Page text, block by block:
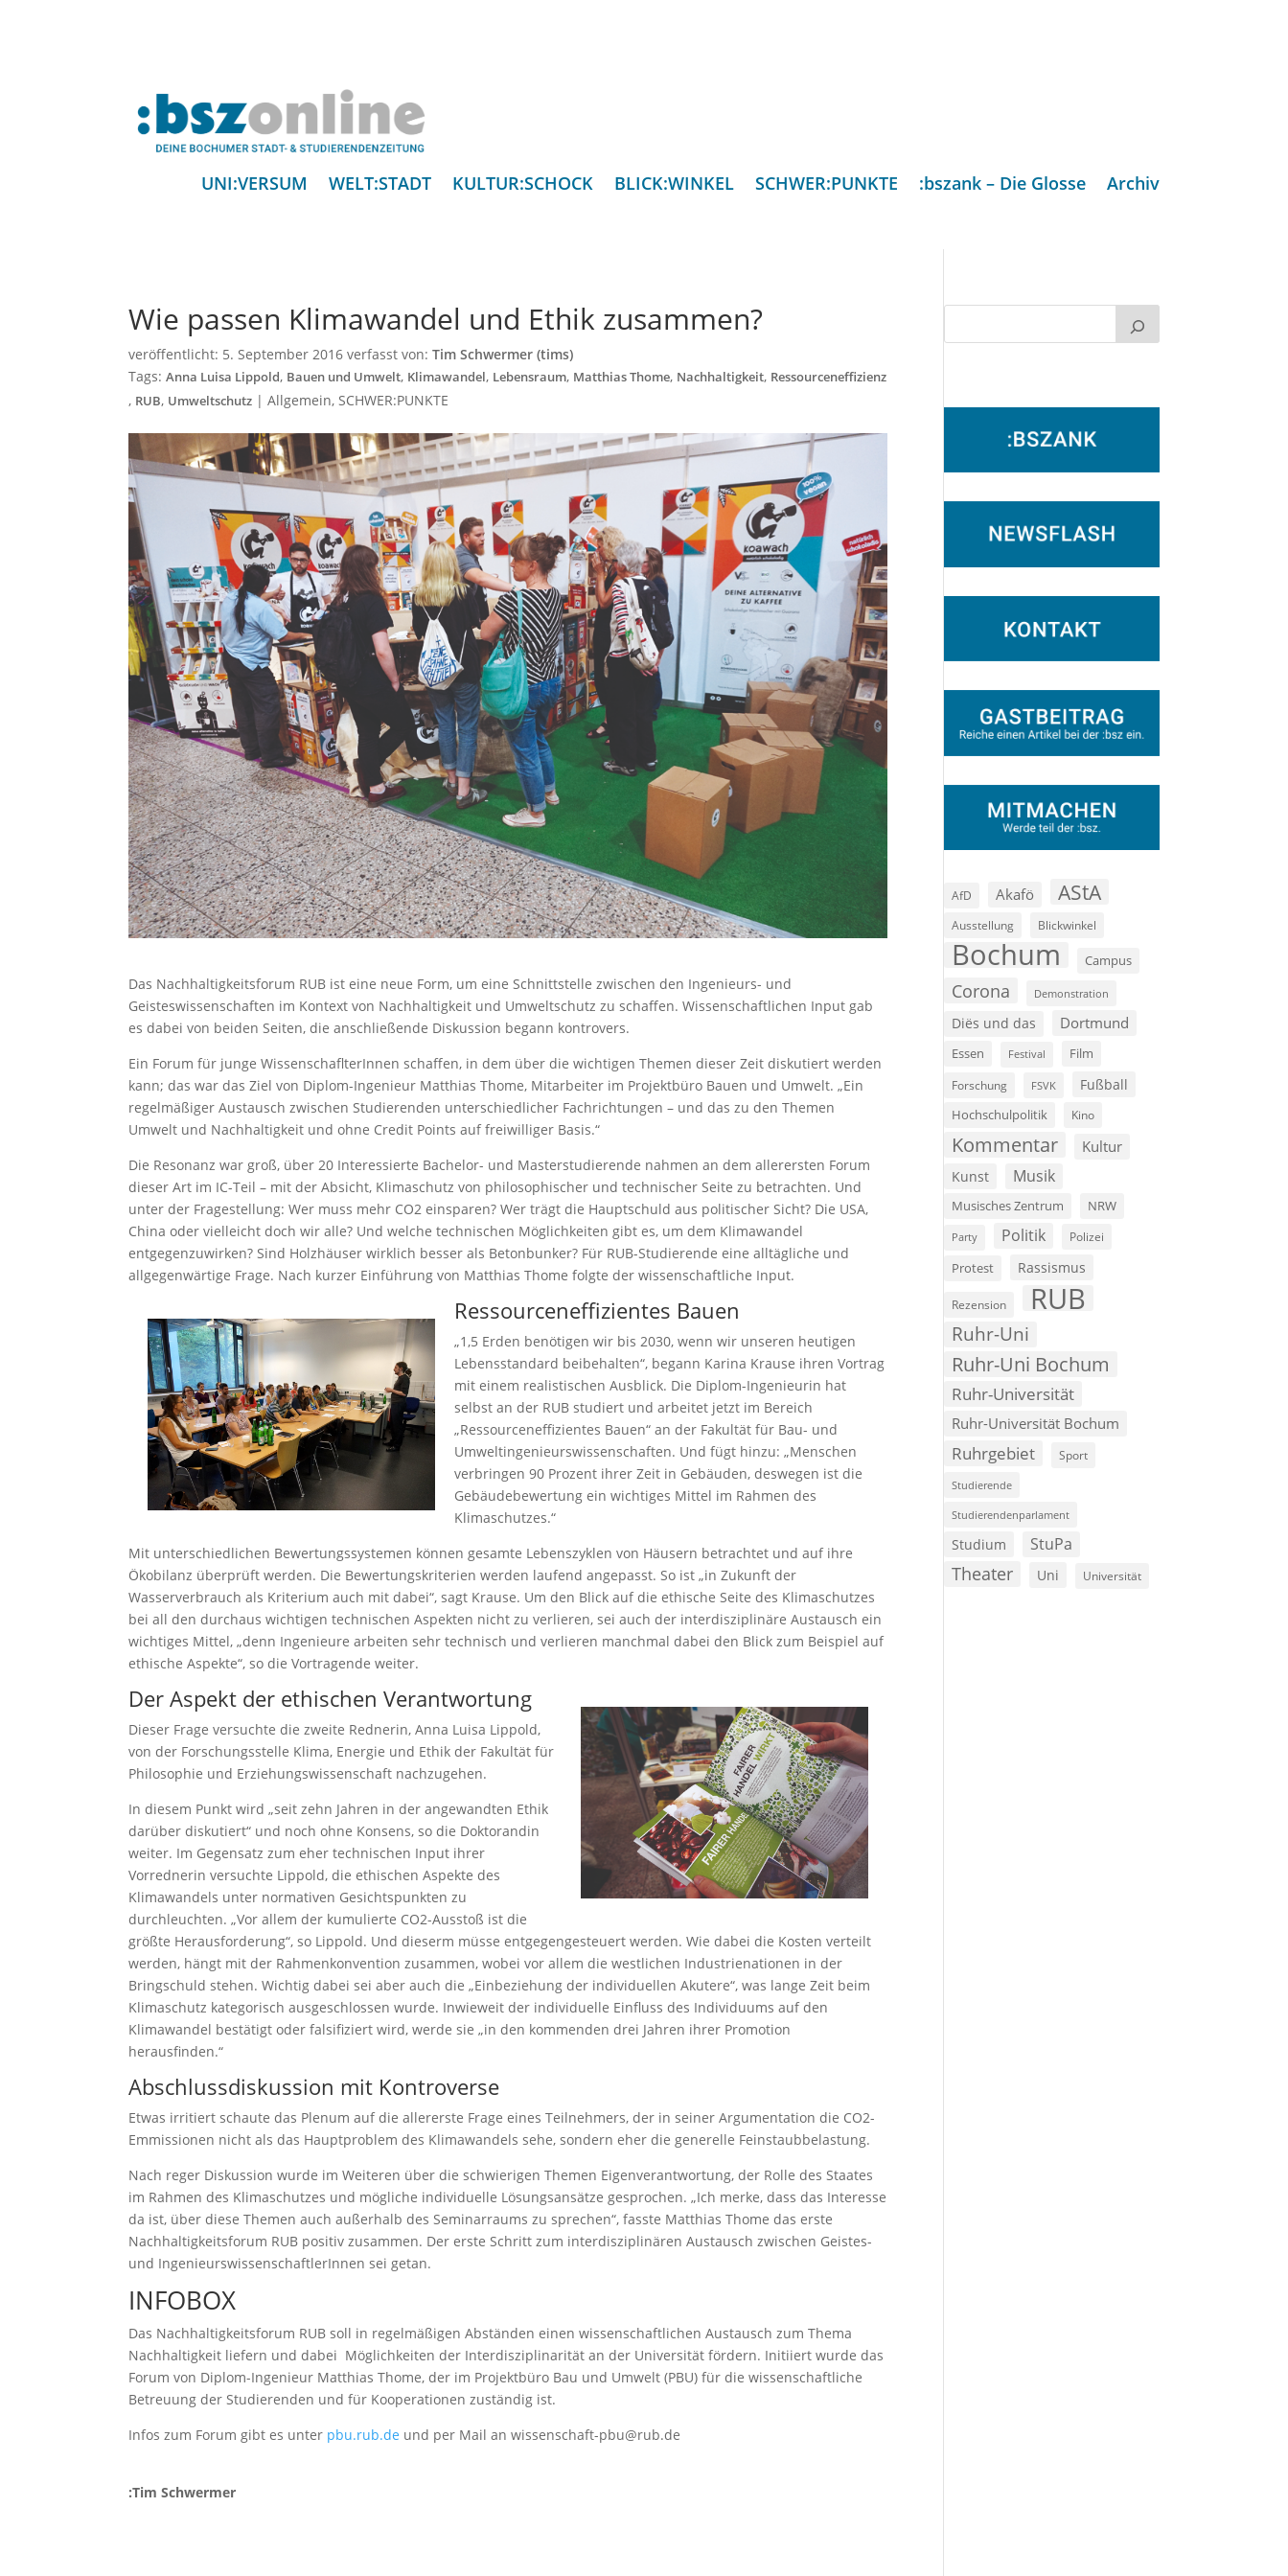
UNI:VERSUM WELT:STADT KULTUR:SCHOCK BLICK:WINKEL SCHWER:PUNKTE :bszank – Die Glosse Archiv
Wie passen Klimawandel und Ethik zusammen?
veröffentlicht: 5. September 2016 verfasst von:Tim Schwermer (tims)
Tags:Anna Luisa Lippold, Bauen und Umwelt, Klimawandel, Lebensraum, Matthias Thome, Nachhaltigkeit, Ressourceneffizienz
, RUB, Umweltschutz |Allgemein,SCHWER:PUNKTE
Das Nachhaltigkeitsforum RUB ist eine neue Form, um eine Schnittstelle zwischen den Ingenieurs- und
Geisteswissenschaften im Kontext von Nachhaltigkeit und Umweltschutz zu schaffen. Wissenschaftlichen Input gab
es dabei von beiden Seiten, die anschließende Diskussion begann kontrovers.
Ein Forum für junge WissenschaflterInnen schaffen, in dem über die wichtigen Themen dieser Zeit diskutiert werden
kann; das war das Ziel von Diplom-Ingenieur Matthias Thome, Mitarbeiter im Projektbüro Bauen und Umwelt. „Ein
regelmäßiger Austausch zwischen Studierenden unterschiedlicher Fachrichtungen – und das zu den Themen
Umwelt und Nachhaltigkeit und ohne Credit Points auf freiwilliger Basis.“
Die Resonanz war groß, über 20 Interessierte Bachelor- und Masterstudierende nahmen an dem allerersten Forum
dieser Art im IC-Teil – mit der Absicht, Klimaschutz von philosophischer und technischer Seite zu betrachten. Und
unter der Fragestellung: Wer muss mehr CO2 einsparen? Wer trägt die Hauptschuld aus politischer Sicht? Die USA,
China oder vielleicht doch wir alle? Und welche technischen Möglichkeiten gibt es, um dem Klimawandel
entgegenzuwirken? Sind Holzhäuser wirklich besser als Betonbunker? Für RUB-Studierende eine alltägliche und
allgegenwärtige Frage. Nach kurzer Einführung von Matthias Thome folgte der wissenschaftliche Input.
Ressourcen­effizientes Bauen
„1,5 Erden benötigen wir bis 2030, wenn wir unseren heutigen
Lebensstandard beibehalten“, begann Karina Krause ihren Vortrag
mit einem realistischen Ausblick. Die Diplom-Ingenieurin hat
selbst an der RUB studiert und arbeitet jetzt im Bereich
„Ressourceneffizientes Bauen“ an der Fakultät für Bau- und
Umweltingenieurswissenschaften. Und fügt hinzu: „Menschen
verbringen 90 Prozent ihrer Zeit in Gebäuden, deswegen ist die
Gebäudebewertung ein wichtiges Mittel im Rahmen des
Klimaschutzes.“
Mit unterschiedlichen Bewertungssystemen können gesamte Lebenszyklen von Häusern betrachtet und auf ihre
Ökobilanz überprüft werden. Die Bewertungskriterien werden laufend angepasst. So ist „in Zukunft der
Wasserverbrauch als Kriterium auch mit dabei“, sagt Krause. Um den Blick auf die ethische Seite des Klimaschutzes
bei all den durchaus wichtigen technischen Aspekten nicht zu verlieren, sei auch der interdisziplinäre Austausch ein
wichtiges Mittel, „denn Ingenieure arbeiten sehr technisch und verlieren manchmal dabei den Blick zum Beispiel auf
ethische Aspekte“, so die Vortragende weiter.
Der Aspekt der ethischen Verantwortung
Dieser Frage versuchte die zweite Rednerin, Anna Luisa Lippold,
von der Forschungsstelle Klima, Energie und Ethik der Fakultät für
Philosophie und Erziehungswissenschaft nachzugehen.
In diesem Punkt wird „seit zehn Jahren in der angewandten Ethik
darüber diskutiert“ und noch ohne Konsens, so die Doktorandin
weiter. Im Gegensatz zum eher technischen Input ihrer
Vorrednerin versuchte Lippold, die ethischen Aspekte des
Klimawandels unter normativen Gesichtspunkten zu
durchleuchten. „Vor allem der kumulierte CO2-Ausstoß ist die
größte Herausforderung“, so Lippold. Und dieserm müsse entgegengesteuert werden. Wie dabei die Kosten verteilt
werden, hängt mit der Rahmenkonvention zusammen, wobei vor allem die westlichen Industrienationen in der
Bringschuld stehen. Wichtig dabei sei aber auch die „Einbeziehung der individuellen Akutere“, was lange Zeit beim
Klimaschutz kategorisch ausgeschlossen wurde. Inwieweit der individuelle Einfluss des Individuums auf den
Klimawandel bestätigt oder falsifiziert wird, werde sie „in den kommenden drei Jahren ihrer Promotion
herausfinden.“
Abschlussdiskussion mit Kontroverse
Etwas irritiert schaute das Plenum auf die allererste Frage eines Teilnehmers, der in seiner Argumentation die CO2-
Emmissionen nicht als das Hauptproblem des Klimawandels sehe, sondern eher die generelle Feinstaubbelastung.
Nach reger Diskussion wurde im Weiteren über die schwierigen Themen Eigenverantwortung, der Rolle des Staates
im Rahmen des Klimaschutzes und mögliche individuelle Lösungsansätze gesprochen. „Ich merke, dass das Interesse
da ist, über diese Themen auch außerhalb des Seminarraums zu sprechen“, fasste Matthias Thome das erste
Nachhaltigkeitsforum RUB positiv zusammen. Der erste Schritt zum interdisziplinären Austausch zwischen Geistes-
und IngenieurswissenschaftlerInnen sei getan.
INFOBOX
Das Nachhaltigkeitsforum RUB soll in regelmäßigen Abständen einen wissenschaftlichen Austausch zum Thema
Nachhaltigkeit liefern und dabei Möglichkeiten der Interdisziplinarität an der Universität fördern. Initiiert wurde das
Forum von Diplom-Ingenieur Matthias Thome, der im Projektbüro Bau und Umwelt (PBU) für die wissenschaftliche
Betreuung der Studierenden und für Kooperationen zuständig ist.
Infos zum Forum gibt es unter pbu.rub.de und per Mail an wissenschaft-pbu@rub.de
:Tim Schwermer
AfD Akafö AStA
Ausstellung Blickwinkel
Bochum Campus
Corona Demonstration
Diës und das Dortmund
Essen Festival Film
Forschung FSVK Fußball
Hochschulpolitik Kino
Kommentar Kultur
Kunst Musik
Musisches Zentrum NRW
Party Politik Polizei
Protest Rassismus
Rezension RUB
Ruhr-Uni
Ruhr-Uni Bochum
Ruhr-Universität
Ruhr-Universität Bochum
Ruhrgebiet Sport
Studierende
Studierendenparlament
Studium StuPa
Theater Uni Universität